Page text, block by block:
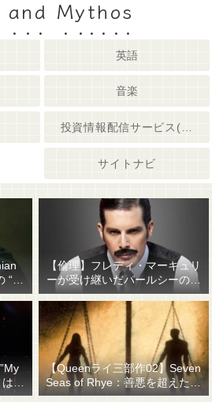
and Mythos
英語
音楽
サイトナビ
他
【倫理】フレディ・マーキュリ
ーが受け継いだパールシーの精
神遺産
マ
？
【Queenライ三部作02】Seven
Seas of Rhye：善悪を超えたも
のを善悪で裁くということ